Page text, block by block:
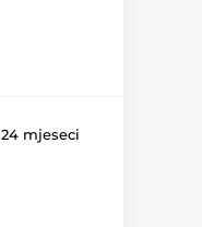
24 mjeseci